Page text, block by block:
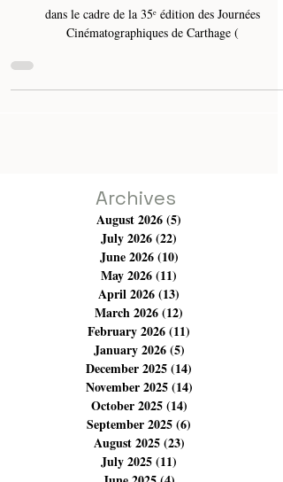
l'ancrage territorial
Cinématographiques de Carthage (
Archives
August 2026 (5)
July 2026 (22)22 posts
June 2026(10)10 posts
May 2026(11)11 posts
April 2026(13)13 posts
March 2026(12)12 posts
February 2026 (11)11 posts
January 2026 (5)5 posts
December 2025(14)
November 2025(14)
October 2025 (14)